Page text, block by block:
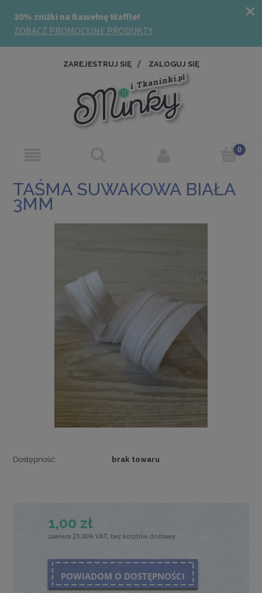
ZAREJESTRUJ SIĘ ZALOGUJ SIĘ
TAŚMA SUWAKOWA BIAŁA
3MM
Dostępność: brak towaru
1,00 zł
zawiera 23.00% VAT, bez kosztów dostawy
POWIADOM O DOSTĘPNOŚCI